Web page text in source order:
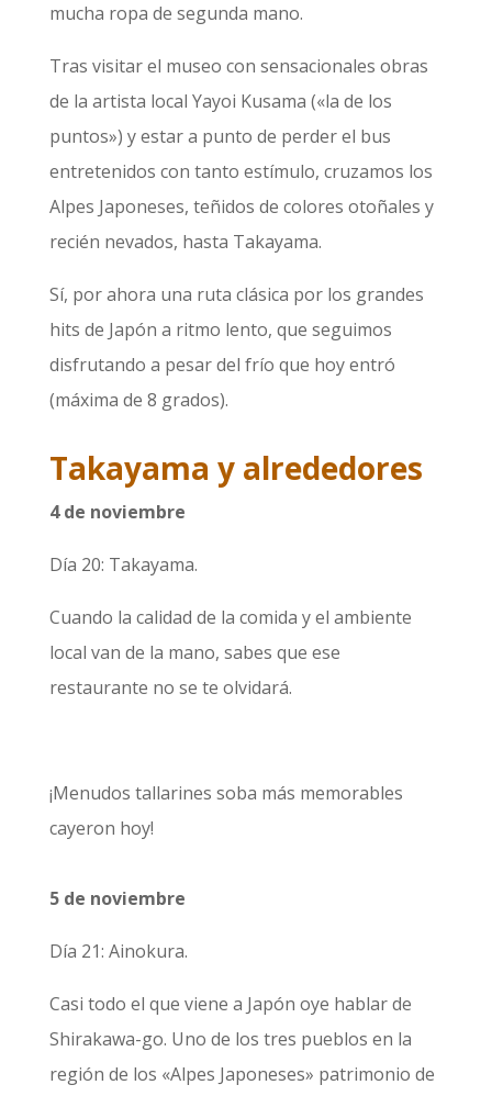
mucha ropa de segunda mano.
Tras visitar el museo con sensacionales obras
de la artista local Yayoi Kusama («la de los
puntos») y estar a punto de perder el bus
entretenidos con tanto estímulo, cruzamos los
Alpes Japoneses, teñidos de colores otoñales y
recién nevados, hasta Takayama.
Sí, por ahora una ruta clásica por los grandes
hits de Japón a ritmo lento, que seguimos
disfrutando a pesar del frío que hoy entró
(máxima de 8 grados).
Takayama y alrededores
4 de noviembre
Día 20: Takayama.
Cuando la calidad de la comida y el ambiente
local van de la mano, sabes que ese
restaurante no se te olvidará.
¡Menudos tallarines soba más memorables
cayeron hoy!
5 de noviembre
Día 21: Ainokura.
Casi todo el que viene a Japón oye hablar de
Shirakawa-go. Uno de los tres pueblos en la
región de los «Alpes Japoneses» patrimonio de